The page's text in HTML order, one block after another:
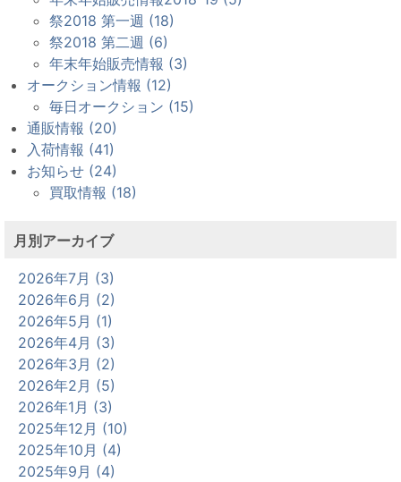
祭2018 第一週 (18)
祭2018 第二週 (6)
年末年始販売情報 (3)
オークション情報 (12)
毎日オークション (15)
通販情報 (20)
入荷情報 (41)
お知らせ (24)
買取情報 (18)
月別アーカイブ
2026年7月 (3)
2026年6月 (2)
2026年5月 (1)
2026年4月 (3)
2026年3月 (2)
2026年2月 (5)
2026年1月 (3)
2025年12月 (10)
2025年10月 (4)
2025年9月 (4)